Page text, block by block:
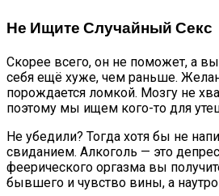
Не Ищите Случайный Секс
Скорее всего, он не поможет, а вы
себя ещё хуже, чем раньше.
порождается ломкой. Мозгу не
поэтому мы ищем кого-то для
Не убедили? Тогда хотя бы не
свиданием. Алкоголь — это
феерического оргазма вы
бывшего и чувство вины, а